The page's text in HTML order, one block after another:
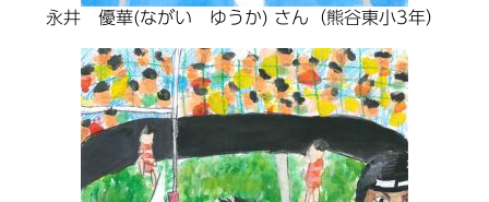
永井 優華(ながい ゆうか) さん（熊谷東小3年）